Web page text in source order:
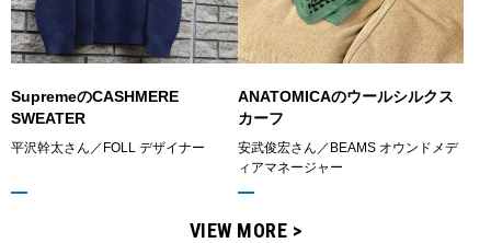
SupremeのCASHMERE
SWEATER
平沢幹太さん／FOLL デザイナー
ANATOMICAのウールシルクス
カーフ
安武俊宏さん／BEAMS オウンドメデ
ィアマネージャー
VIEW MORE >